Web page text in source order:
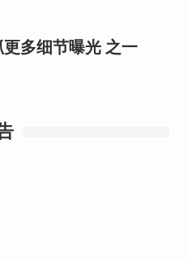
多细节曝光 之一